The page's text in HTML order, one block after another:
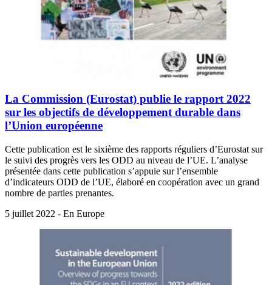
La Commission (Eurostat) publie le rapport 2022
sur les objectifs de développement durable dans
l’Union européenne
Cette publication est le sixième des rapports réguliers d’Eurostat sur
le suivi des progrès vers les ODD au niveau de l’UE. L’analyse
présentée dans cette publication s’appuie sur l’ensemble
d’indicateurs ODD de l’UE, élaboré en coopération avec un grand
nombre de parties prenantes.
5 juillet 2022 - En Europe